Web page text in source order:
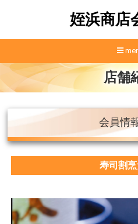
姪浜商店
店舗
会員情
寿司割